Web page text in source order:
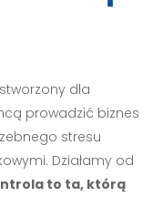
dla
prowadzić biznes
stresu
Działamy od
to ta, którą